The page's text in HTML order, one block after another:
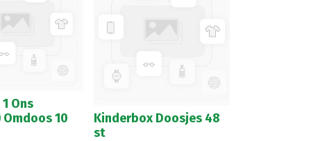
Ons
10
Kinderbox Doosjes 48
st